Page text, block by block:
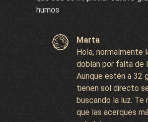
humos
Marta
Hola, normalmente
doblan por falta de
Aunque estén a 32
tienen sol directo
buscando la luz. Te
que las acerques